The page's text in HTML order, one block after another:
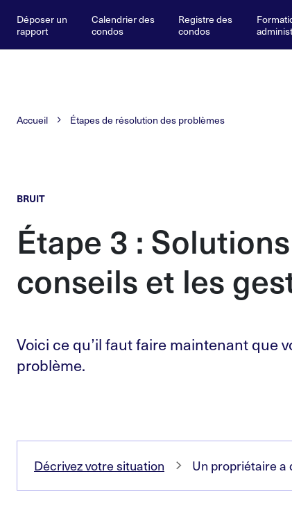
Déposer un
rapport
Calendrier des
condos
Registre des
condos
Accueil Étapes de résolution des problèmes
BRUIT
Étape 3 :
conseils et les
Voici ce qu’il faut faire maintenant que
problème.
Décrivez votre situation Un propriétaire a